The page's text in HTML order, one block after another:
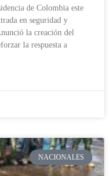
de Colombia este
en seguridad y
la creación del
la respuesta a
NACIONALES